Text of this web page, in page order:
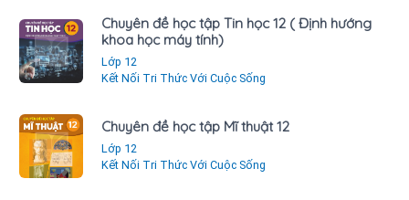
Chuyên đề học tập Tin học 12 ( Định hướng
khoa học máy tính)
Lớp 12
Kết Nối Tri Thức Với Cuộc Sống
Chuyên đề học tập Mĩ thuật 12
Lớp 12
Kết Nối Tri Thức Với Cuộc Sống